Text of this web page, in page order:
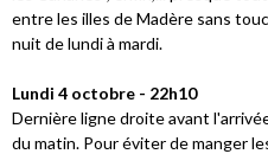
entre les illes de Madère sans
nuit de lundi à mardi.
Lundi 4 octobre - 22h10
Dernière ligne droite avant
du matin. Pour éviter de manger